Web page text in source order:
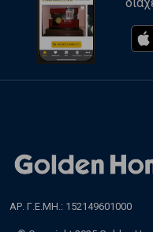
ΑΡ. Γ.Ε.ΜΗ.: 152149601000